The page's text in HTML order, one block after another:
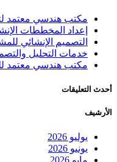
مكتب هندسي معتمد
إعداد المخططات
التصميم الإنشائي
خدمات التحليل
مكتب هندسي معتمد
أحدث التعليقات
الأرشيف
يوليو 2026
يونيو 2026
مايو 2026